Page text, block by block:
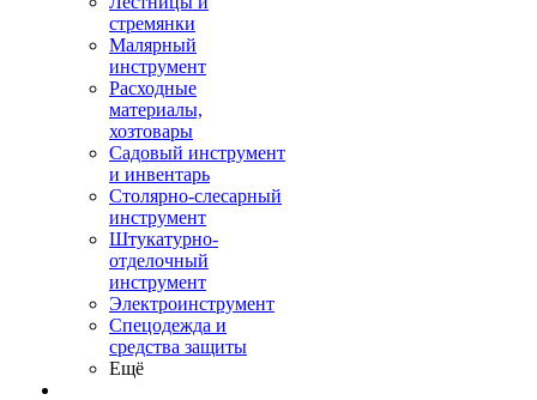
стремянки
Малярный
инструмент
Расходные
материалы,
хозтовары
Садовый инструмент
и инвентарь
Столярно-слесарный
инструмент
Штукатурно-
отделочный
инструмент
Электроинструмент
Спецодежда и
средства защиты
Ещё